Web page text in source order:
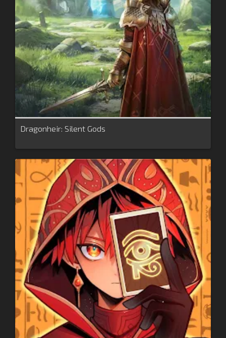
Dragonheir: Silent Gods